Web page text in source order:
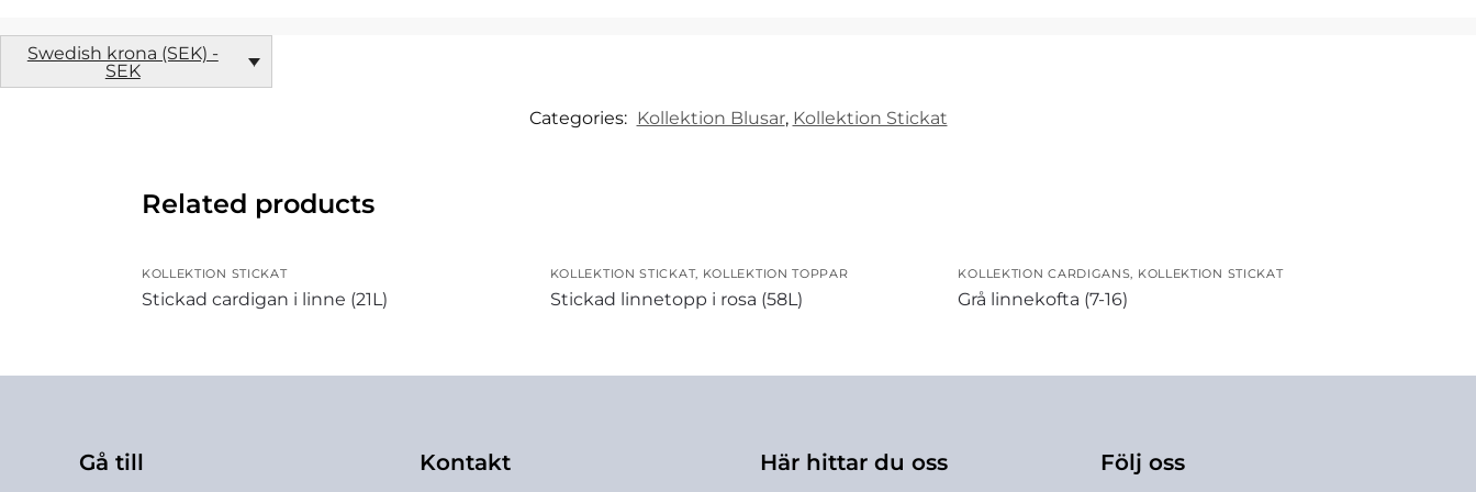
Swedish krona (SEK) -
SEK
Categories: Kollektion Blusar, Kollektion Stickat
Related products
KOLLEKTION STICKAT
Stickad cardigan i linne (21L)
KOLLEKTION STICKAT, KOLLEKTION TOPPAR
Stickad linnetopp i rosa (58L)
KOLLEKTION CARDIGANS, KOLLEKTION STICKAT
Grå linnekofta (7-16)
Gå till Kontakt Här hittar du oss Följ oss